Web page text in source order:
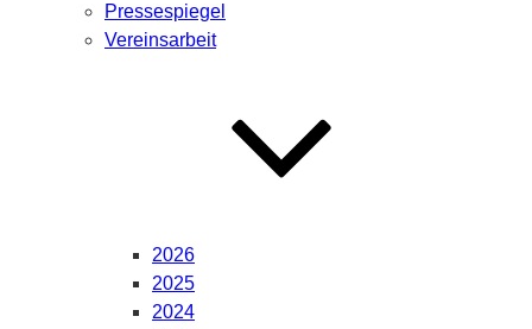
Pressespiegel
Vereinsarbeit
2026
2025
2024